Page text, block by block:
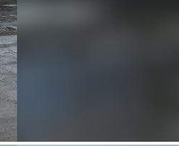
улица, д.27